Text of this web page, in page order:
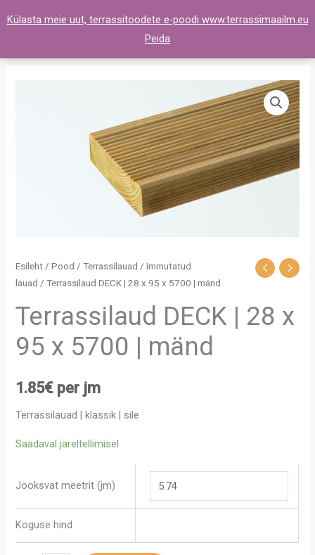
Külasta meie uut, terrassitoodete e-poodi www.terrassimaailm.eu
Peida
to
Esileht /Pood /Terrassilauad /Immutatud
lauad / Terrassilaud DECK | 28 x 95 x 5700 | mänd
Terrassilaud DECK | 28 x
95 x 5700 | mänd
1.85€ per jm
Terrassilauad | klassik | sile
Saadaval järeltellimisel
Jooksvat meetrit (jm)
Koguse hind
mänd
kogus